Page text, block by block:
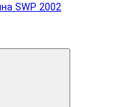
SWP 2002